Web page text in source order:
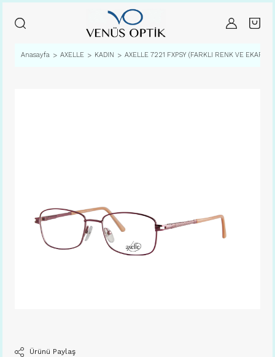
Anasayfa AXELLE KADIN AXELLE 7221 FXPSY (FARKLI RENK VE
Ürünü Paylaş